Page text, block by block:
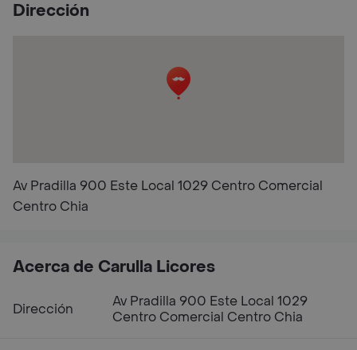
Dirección
Av Pradilla 900 Este Local 1029 Centro Comercial
Centro Chia
Acerca de Carulla Licores
Dirección
Av Pradilla 900 Este Local 1029
Centro Comercial Centro Chia